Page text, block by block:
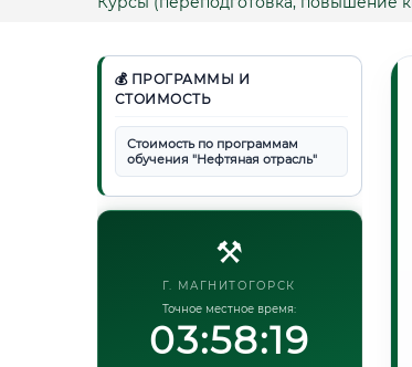
💰 ПРОГРАММЫ И
СТОИМОСТЬ
Стоимость по программам
обучения "Нефтяная отрасль"
⚒️
Г. МАГНИТОГОРСК
Точное местное время:
03:58:20